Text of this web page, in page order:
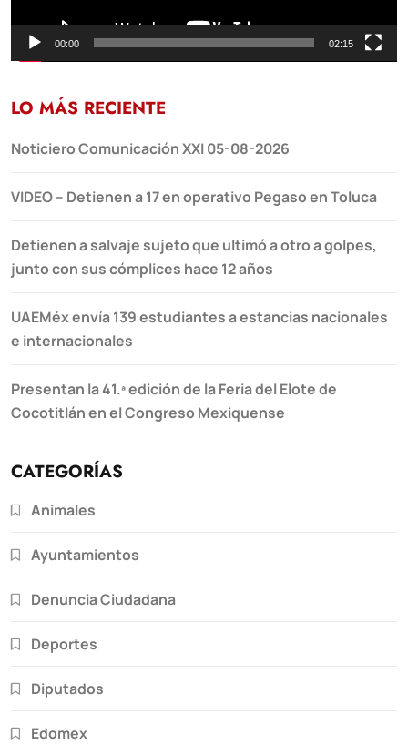
00:00 02:15
LO MÁS RECIENTE
Noticiero Comunicación XXI 05-08-2026
VIDEO – Detienen a 17 en operativo Pegaso en Toluca
Detienen a salvaje sujeto que ultimó a otro a golpes,
junto con sus cómplices hace 12 años
UAEMéx envía 139 estudiantes a estancias nacionales
e internacionales
Presentan la 41.ª edición de la Feria del Elote de
Cocotitlán en el Congreso Mexiquense
CATEGORÍAS
Animales
Ayuntamientos
Denuncia Ciudadana
Deportes
Diputados
Edomex